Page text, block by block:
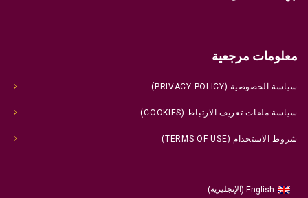
معلومات مرجعية
سياسة الخصوصية (PRIVACY POLICY)
سياسة ملفات تعريف الارتباط (COOKIES)
شروط الاستخدام (TERMS OF USE)
English
(الإنجليزية)